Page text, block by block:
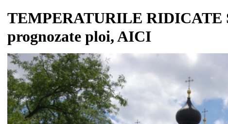
TEMPERATURILE RIDICATE
prognozate ploi, AICI